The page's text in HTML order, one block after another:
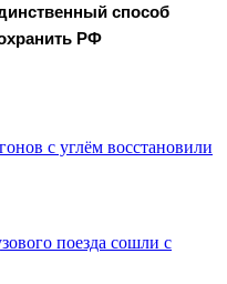
способ
РФ
с углём восстановили
поезда сошли с